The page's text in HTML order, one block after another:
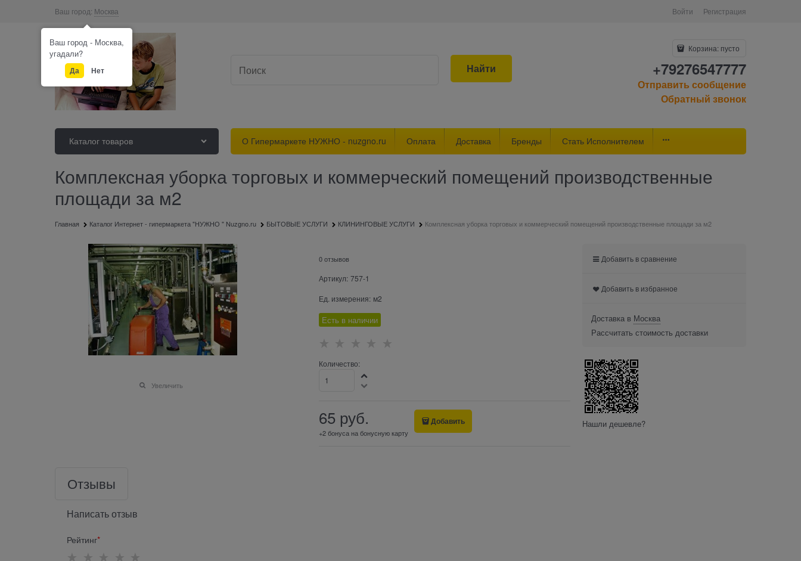
Ваш город: Москва Войти Регистрация
Найти
Корзина: пусто
+79276547777
Отправить сообщение
Обратный звонок
Каталог товаров О Гипермаркете НУЖНО - nuzgno.ru Оплата Доставка Бренды Стать Исполнителем
Комплексная уборка торговых и коммерческий помещений производственные
площади за м2
Главная Каталог Интернет - гипермаркета "НУЖНО " Nuzgno.ru БЫТОВЫЕ УСЛУГИ КЛИНИНГОВЫЕ УСЛУГИ Комплексная уборка торговых и коммерческий помещений производственные площади за м2
Увеличить
0 отзывов
Артикул: 757-1
Ед. измерения: м2
Есть в наличии
Количество:
65 руб.
+2 бонуса на бонусную карту
Добавить
Отзывы
Написать отзыв
Рейтинг
Добавить в сравнение
Добавить в избранное
Доставка в Москва
Рассчитать стоимость доставки
Нашли дешевле?
Ваш город - Москва,
угадали?
Да Нет